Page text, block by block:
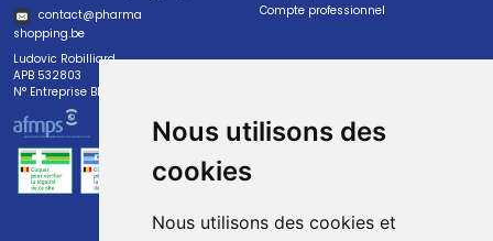
Nous utilisons des
cookies
Nous utilisons des cookies et
contact@pharma
shopping.be
Ludovic Robilliard
APB 532803
N° Entreprise BE0447.382.113
Compte professionnel